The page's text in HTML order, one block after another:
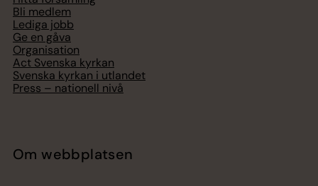
Bli medlem
Lediga jobb
Ge en gåva
Organisation
Act Svenska kyrkan
Svenska kyrkan i utlandet
Press – nationell nivå
Om webbplatsen